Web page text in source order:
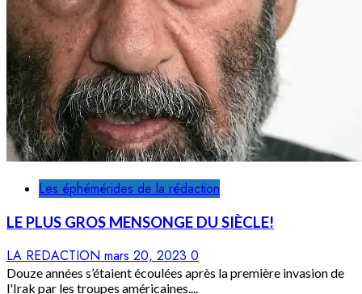
Les éphémérides de la rédaction
LE PLUS GROS MENSONGE DU SIÈCLE!
LA REDACTION mars 20, 2023 0
Douze années s’étaient écoulées après la première invasion de
l'Irak par les troupes américaines....